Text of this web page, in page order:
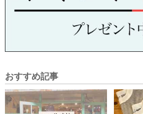
おすすめ記事